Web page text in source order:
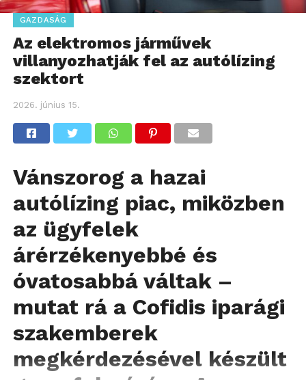
GAZDASÁG
Az elektromos járművek
villanyozhatják fel az autólízing
szektort
2026. június 15.
Vánszorog a hazai
autólízing piac, miközben
az ügyfelek
árérzékenyebbé és
óvatosabbá váltak –
mutat rá a Cofidis iparági
szakemberek
megkérdezésével készült